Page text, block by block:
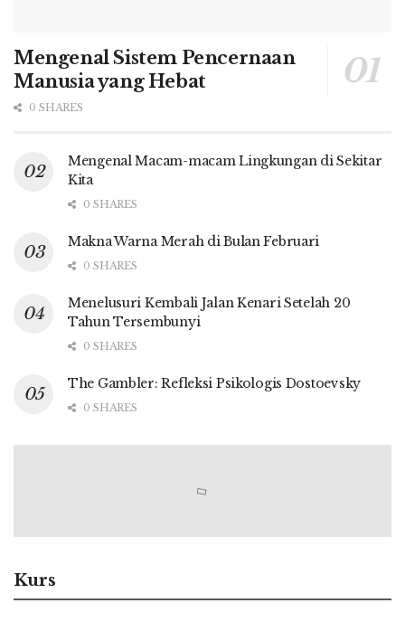
Mengenal Sistem Pencernaan
Manusia yang Hebat
0 SHARES
Mengenal Macam-macam Lingkungan di Sekitar
Kita
0 SHARES
Makna Warna Merah di Bulan Februari
0 SHARES
Menelusuri Kembali Jalan Kenari Setelah 20
Tahun Tersembunyi
0 SHARES
The Gambler: Refleksi Psikologis Dostoevsky
0 SHARES
Kurs